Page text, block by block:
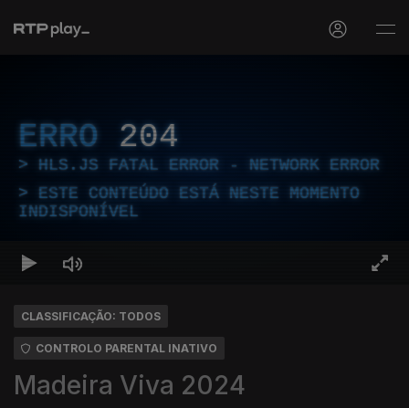
ERRO 204
HLS.JS FATAL ERROR - NETWORK ERROR
ESTE CONTEÚDO ESTÁ NESTE MOMENTO
INDISPONÍVEL
CLASSIFICAÇÃO: TODOS
CONTROLO PARENTAL INATIVO
Madeira Viva 2024